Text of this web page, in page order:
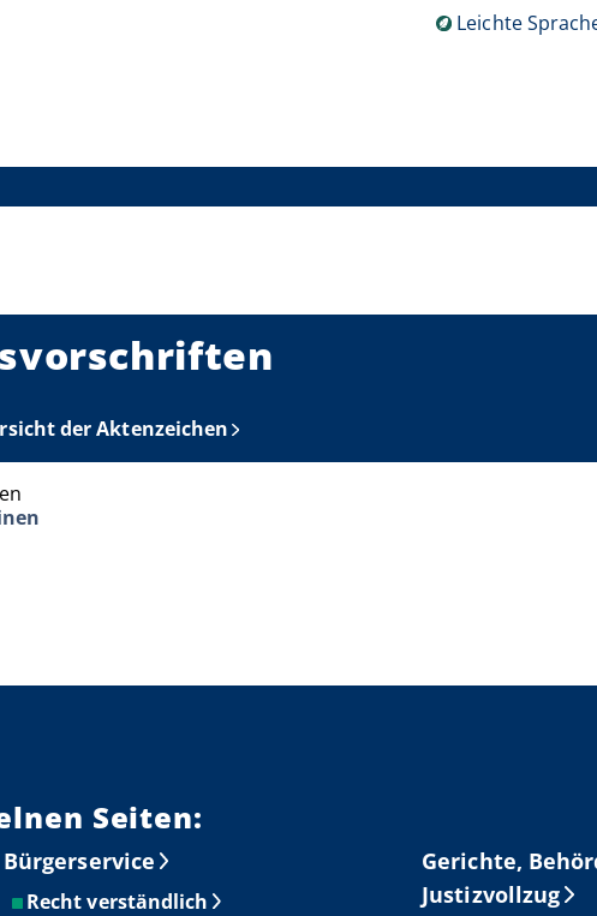
Leichte
der Aktenzeichen
Seiten:
Bürgerservice
Recht verständlich
Gerichte,
Justizvollzug